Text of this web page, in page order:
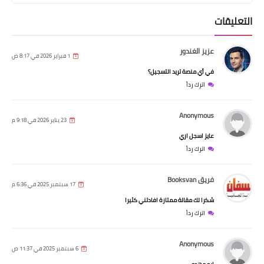
التعليقات
عزيز الغندور 1 فبراير 2026 في 8:17 ص
في أي منصة تريد التسجيل؟
اترك رداً
Anonymous 23 يناير 2026 في 9:18 م
عايز اسجل ازي
اترك رداً
فريق Booksvan 17 سبتمبر 2025 في 6:36 م
شكرا لك مقالة ممتازة افادتني كثيرا
اترك رداً
Anonymous 6 سبتمبر 2025 في 11:37 ص